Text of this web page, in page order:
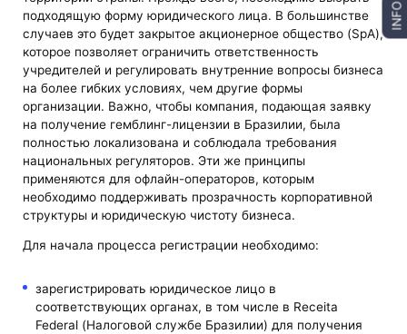
подходящую форму юридического лица. В большинстве
случаев это будет закрытое акционерное общество (SpA),
которое позволяет ограничить ответственность
учредителей и регулировать внутренние вопросы бизнеса
на более гибких условиях, чем другие формы
организации. Важно, чтобы компания, подающая заявку
на получение гемблинг-лицензии в Бразилии, была
полностью локализована и соблюдала требования
национальных регуляторов. Эти же принципы
применяются для офлайн-операторов, которым
необходимо поддерживать прозрачность корпоративной
структуры и юридическую чистоту бизнеса.
Для начала процесса регистрации необходимо:
зарегистрировать юридическое лицо в
соответствующих органах, в том числе в Receita
Federal (Налоговой службе Бразилии) для получения
INFO